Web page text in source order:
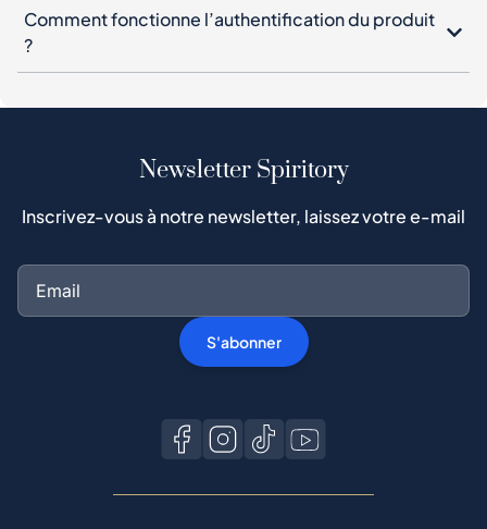
Comment fonctionne l’authentification du produit
?
Newsletter Spiritory
Inscrivez-vous à notre newsletter, laissez votre e-mail
S'abonner